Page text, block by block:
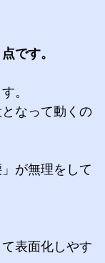
です。
。
なって動くの
が無理をして
表面化しやす